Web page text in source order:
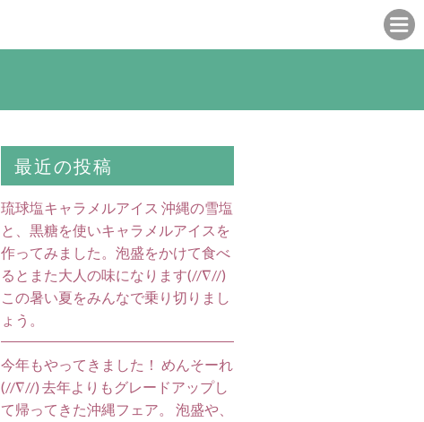
最近の投稿
琉球塩キャラメルアイス 沖縄の雪塩
と、黒糖を使いキャラメルアイスを
作ってみました。泡盛をかけて食べ
るとまた大人の味になります(//∇//)
この暑い夏をみんなで乗り切りまし
ょう。
今年もやってきました！ めんそーれ
(//∇//) 去年よりもグレードアップし
て帰ってきた沖縄フェア。 泡盛や、